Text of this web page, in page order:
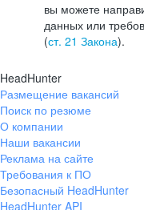
вы можете
данных или
(ст. 21 Закона).
HeadHunter
Размещение вакансий
Поиск по резюме
О компании
Наши вакансии
Реклама на сайте
Требования к ПО
Безопасный HeadHunter
HeadHunter API